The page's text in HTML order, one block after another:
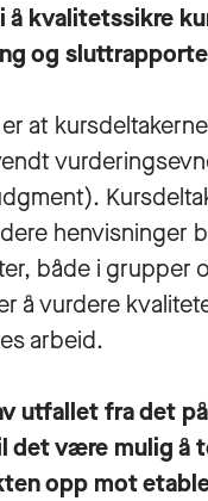
å kvalitetssikre
og
er at
henvisninger
både i grupper
å vurdere
arbeid.
utfallet fra det
det være mulig å
opp mot